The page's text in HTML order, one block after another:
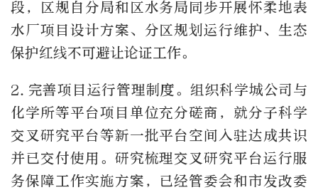
段，区规自分局和区水务局同步开展怀柔地表
水厂项目设计方案、分区规划运行维护、生态
保护红线不可避让论证工作。
2. 完善项目运行管理制度。组织科学城公司与
化学所等平台项目单位充分磋商，就分子科学
交叉研究平台等新一批平台空间入驻达成共识
并已交付使用。研究梳理交叉研究平台运行服
务保障工作实施方案，已经管委会和市发改委